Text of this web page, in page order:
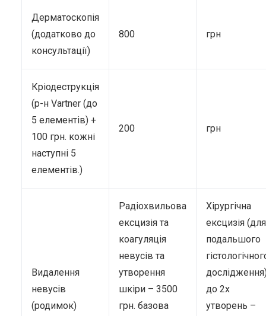
Дерматоскопія
(додатково до
консультації)
800 грн
Кріодеструкція
(р-н Vartner (до
5 елементів) +
100 грн. кожні
наступні 5
елементів.)
200 грн
Видалення
невусів
(родимок)
Радіохвильова
ексцизія та
коагуляція
невусів та
утворення
шкіри – 3500
грн. базова
Хірургічна
ексцизія (для
подальшого
до 2х
утворень –